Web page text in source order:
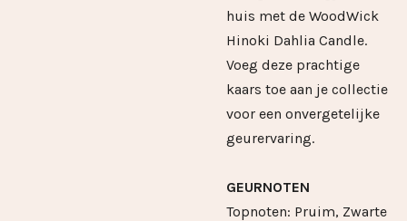
huis met de WoodWick
Hinoki Dahlia Candle.
Voeg deze prachtige
kaars toe aan je collectie
voor een onvergetelijke
geurervaring.
GEURNOTEN
Topnoten: Pruim, Zwarte